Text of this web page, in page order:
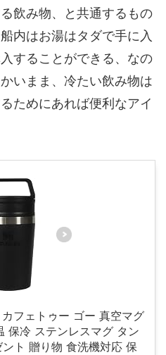
飲み物、と共通するもの
船内はお湯はタダで手に入
することができる、なの
いまま、冷たい飲み物は
ためにあれば便利なアイ
フェトゥー ゴー 真空マグ
保冷 ステンレスマグ タン
ト 贈り物 食洗機対応 保